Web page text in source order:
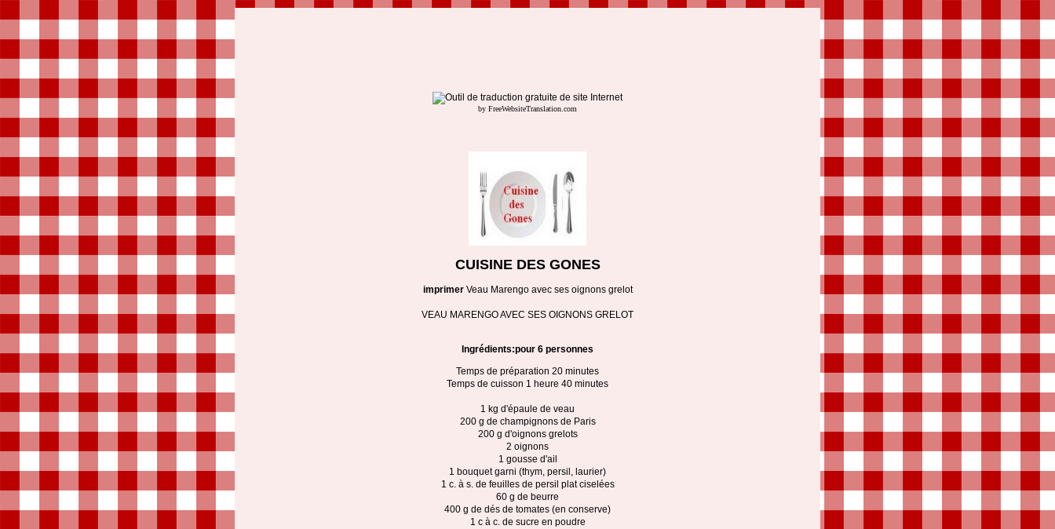
by FreeWebsiteTranslation.com
CUISINE DES GONES
imprimer Veau Marengo avec ses oignons grelot
VEAU MARENGO AVEC SES OIGNONS GRELOT
Ingrédients:pour 6 personnes
Temps de préparation 20 minutes
Temps de cuisson 1 heure 40 minutes
1 kg d'épaule de veau
200 g de champignons de Paris
200 g d'oignons grelots
2 oignons
1 gousse d'ail
1 bouquet garni (thym, persil, laurier)
1 c. à s. de feuilles de persil plat ciselées
60 g de beurre
400 g de dés de tomates (en conserve)
1 c à c. de sucre en poudre